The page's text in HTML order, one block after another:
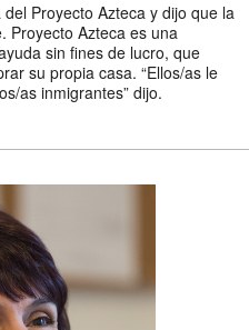
Proyecto Azteca y dijo que la
Proyecto Azteca es una
sin fines de lucro, que
su propia casa. “Ellos/as le
as inmigrantes” dijo.